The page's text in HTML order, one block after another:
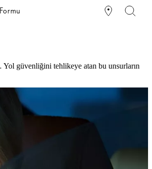
Yol güvenliğini tehlikeye atan bu unsurların